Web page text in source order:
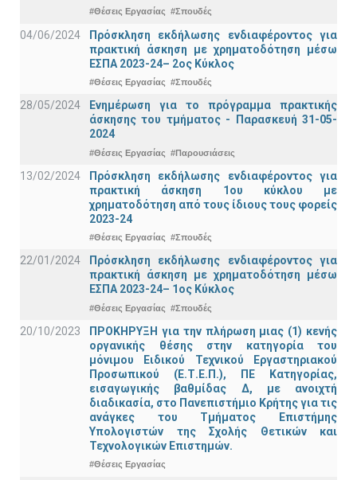
#Θέσεις Εργασίας #Σπουδές
04/06/2024
Πρόσκληση εκδήλωσης ενδιαφέροντος για
πρακτική άσκηση με χρηματοδότηση μέσω
ΕΣΠΑ 2023-24– 2ος Κύκλος
#Θέσεις Εργασίας #Σπουδές
28/05/2024
Ενημέρωση για το πρόγραμμα πρακτικής
άσκησης του τμήματος - Παρασκευή 31-05-
2024
#Θέσεις Εργασίας #Παρουσιάσεις
13/02/2024
Πρόσκληση εκδήλωσης ενδιαφέροντος για
πρακτική άσκηση 1ου κύκλου με
χρηματοδότηση από τους ίδιους τους φορείς
2023-24
#Θέσεις Εργασίας #Σπουδές
22/01/2024
Πρόσκληση εκδήλωσης ενδιαφέροντος για
πρακτική άσκηση με χρηματοδότηση μέσω
ΕΣΠΑ 2023-24– 1ος Κύκλος
#Θέσεις Εργασίας #Σπουδές
20/10/2023
ΠΡΟΚΗΡΥΞΗ για την πλήρωση μιας (1) κενής
οργανικής θέσης στην κατηγορία του
μόνιμου Ειδικού Τεχνικού Εργαστηριακού
Προσωπικού (Ε.Τ.Ε.Π.), ΠΕ Κατηγορίας,
εισαγωγικής βαθμίδας Δ, με ανοιχτή
διαδικασία, στο Πανεπιστήμιο Κρήτης για τις
ανάγκες του Τμήματος Επιστήμης
Υπολογιστών της Σχολής Θετικών και
Τεχνολογικών Επιστημών.
#Θέσεις Εργασίας